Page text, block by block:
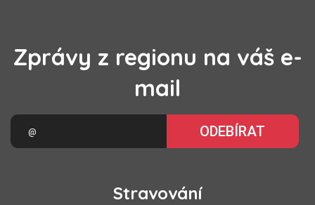
Zprávy z regionu na váš e-
mail
ODEBÍRAT
Stravování